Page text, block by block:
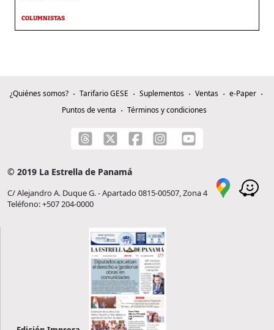
COLUMNISTAS
¿Quiénes somos? Tarifario GESE Suplementos Ventas
e-Paper
Puntos de venta
Términos y condiciones
© 2019 La Estrella de Panamá
C/ Alejandro A. Duque G. - Apartado 0815-00507, Zona 4
Teléfono: +507 204-0000